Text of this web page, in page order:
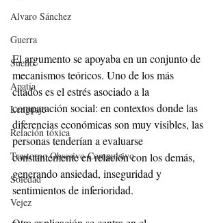
Alvaro Sánchez
Guerra
Sueño
Apatía
Lenguaje
Relación tóxica
Trastorno Obsesivo Compulsivo
Soledad
Vejez
El argumento se apoyaba en un conjunto de
mecanismos teóricos. Uno de los más
citados es el estrés asociado a la
comparación social: en contextos donde las
diferencias económicas son muy visibles, las
personas tenderían a evaluarse
constantemente en relación con los demás,
generando ansiedad, inseguridad y
sentimientos de inferioridad.